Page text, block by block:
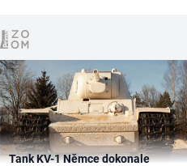
Tank KV-1 Němce dokonale